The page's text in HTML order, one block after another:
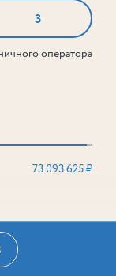
3
оператора
73 093 625 ₽